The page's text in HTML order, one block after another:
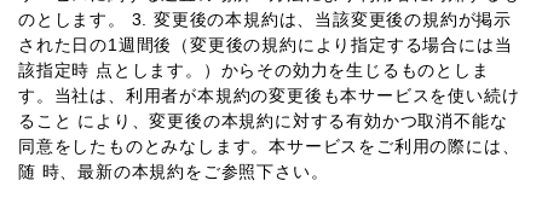
のとします。 3. 変更後の本規約は、当該変更後の規約が掲⽰
された⽇の1週間後（変更後の規約により指定する場合には当
該指定時 点とします。）からその効⼒を⽣じるものとしま
す。当社は、利⽤者が本規約の変更後も本サービスを使い続け
ること により、変更後の本規約に対する有効かつ取消不能な
同意をしたものとみなします。本サービスをご利⽤の際には、
随 時、最新の本規約をご参照下さい。